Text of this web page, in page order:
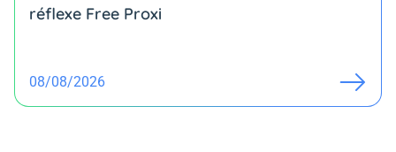
réflexe Free Proxi
08/08/2026